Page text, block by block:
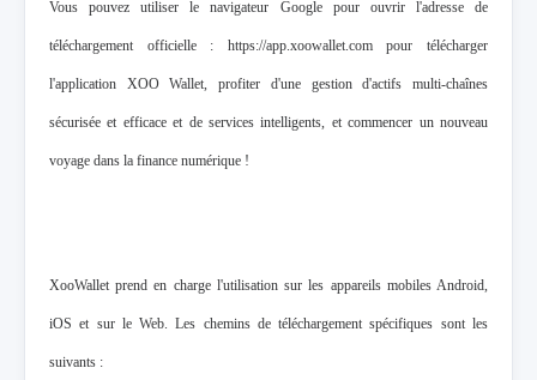
Vous pouvez utiliser le navigateur Google pour ouvrir l'adresse de
téléchargement officielle : https://app.xoowallet.com pour télécharger
l'application XOO Wallet, profiter d'une gestion d'actifs multi-chaînes
sécurisée et efficace et de services intelligents, et commencer un nouveau
voyage dans la finance numérique !
XooWallet prend en charge l'utilisation sur les appareils mobiles Android,
iOS et sur le Web. Les chemins de téléchargement spécifiques sont les
suivants :